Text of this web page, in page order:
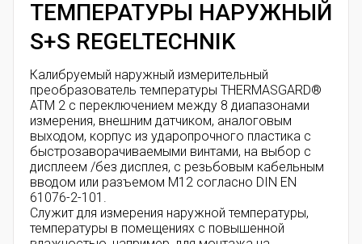
ТЕМПЕРАТУРЫ НАРУЖНЫЙ
S+S REGELTECHNIK
Калибруемый наружный измерительный
преобразователь температуры THERMASGARD®
ATM 2 с переключением между 8 диапазонами
измерения, внешним датчиком, аналоговым
выходом, корпус из ударопрочного пластика с
быстрозаворачиваемыми винтами, на выбор с
дисплеем /без дисплея, с резьбовым кабельным
вводом или разъемом M12 согласно DIN EN
61076-2-101.
Служит для измерения наружной температуры,
температуры в помещениях с повышенной